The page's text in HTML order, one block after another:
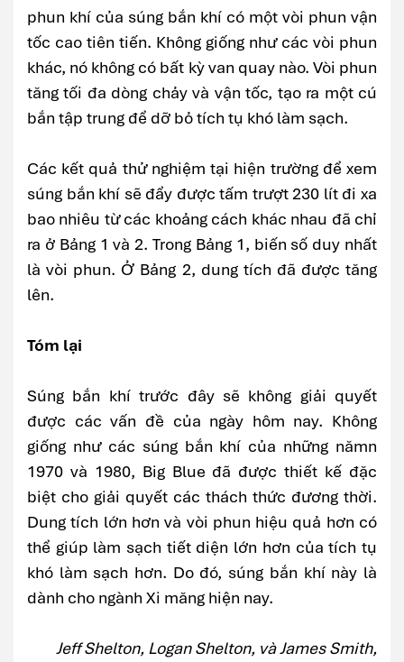
phun khí của súng bắn khí có một vòi phun vận
tốc cao tiên tiến. Không giống như các vòi phun
khác, nó không có bất kỳ van quay nào. Vòi phun
tăng tối đa dòng chảy và vận tốc, tạo ra một cú
bắn tập trung để dỡ bỏ tích tụ khó làm sạch.
Các kết quả thử nghiệm tại hiện trường để xem
súng bắn khí sẽ đẩy được tấm trượt 230 lít đi xa
bao nhiêu từ các khoảng cách khác nhau đã chỉ
ra ở Bảng 1 và 2. Trong Bảng 1, biến số duy nhất
là vòi phun. Ở Bảng 2, dung tích đã được tăng
lên.
Tóm lại
Súng bắn khí trước đây sẽ không giải quyết
được các vấn đề của ngày hôm nay. Không
giống như các súng bắn khí của những nămn
1970 và 1980, Big Blue đã được thiết kế đặc
biệt cho giải quyết các thách thức đương thời.
Dung tích lớn hơn và vòi phun hiệu quả hơn có
thể giúp làm sạch tiết diện lớn hơn của tích tụ
khó làm sạch hơn. Do đó, súng bắn khí này là
dành cho ngành Xi măng hiện nay.
Jeff Shelton, Logan Shelton, và James Smith,